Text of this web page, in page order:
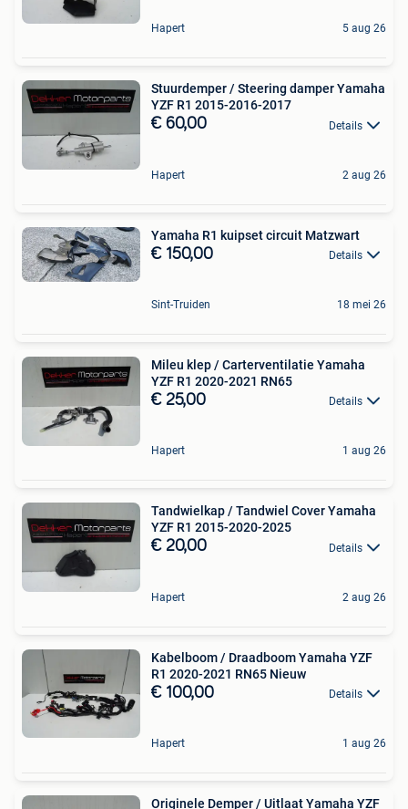
Hapert 5 aug 26
Stuurdemper / Steering damper Yamaha
YZF R1 2015-2016-2017
€ 60,00 Details
Hapert 2 aug 26
Yamaha R1 kuipset circuit Matzwart
€ 150,00 Details
Sint-Truiden 18 mei 26
Mileu klep / Carterventilatie Yamaha
YZF R1 2020-2021 RN65
€ 25,00 Details
Hapert 1 aug 26
Tandwielkap / Tandwiel Cover Yamaha
YZF R1 2015-2020-2025
€ 20,00 Details
Hapert 2 aug 26
Kabelboom / Draadboom Yamaha YZF
R1 2020-2021 RN65 Nieuw
€ 100,00 Details
Hapert 1 aug 26
Originele Demper / Uitlaat Yamaha YZF